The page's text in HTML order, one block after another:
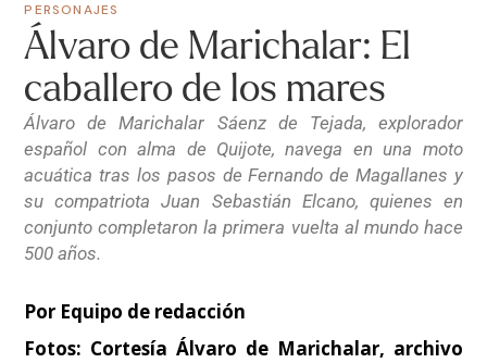
PERSONAJES
Álvaro de Marichalar: El
caballero de los mares
Álvaro de Marichalar Sáenz de Tejada, explorador
español con alma de Quijote, navega en una moto
acuática tras los pasos de Fernando de Magallanes y
su compatriota Juan Sebastián Elcano, quienes en
conjunto completaron la primera vuelta al mundo hace
500 años.
Por Equipo de redacción
Fotos: Cortesía Álvaro de Marichalar, archivo